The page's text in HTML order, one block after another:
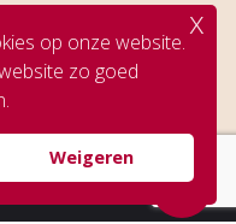
Advocaten
op onze website.
zo goed
Weigeren
x